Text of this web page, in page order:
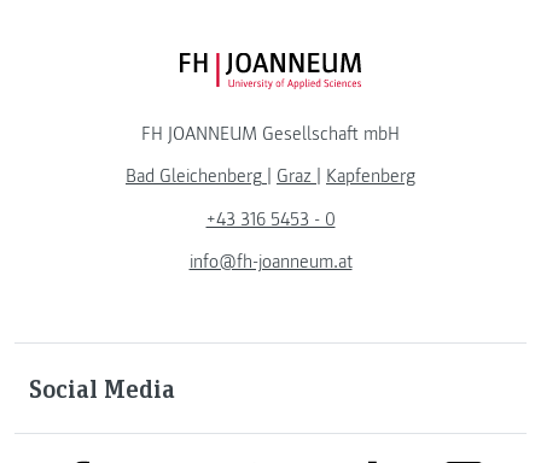
FH JOANNEUM Logo
FH JOANNEUM Gesellschaft mbH
Bad Gleichenberg
Graz
Kapfenberg
+43 316 5453 - 0
info@fh-joanneum.at
Social Media